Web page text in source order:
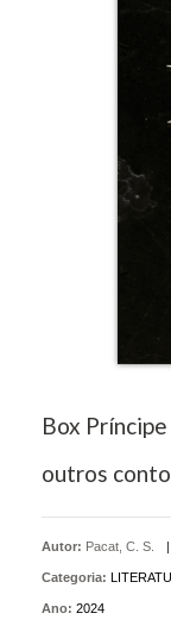
Box
outros
Autor: Pacat, C. S.
Categoria:
Ano: 2024